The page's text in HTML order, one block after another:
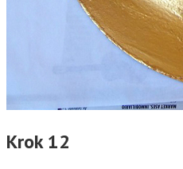
Krok 12